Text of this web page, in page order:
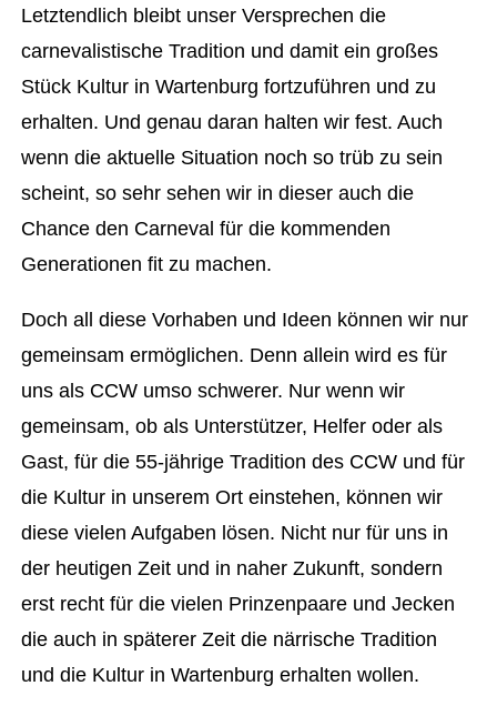
Letztendlich bleibt unser Versprechen die
carnevalistische Tradition und damit ein großes
Stück Kultur in Wartenburg fortzuführen und zu
erhalten. Und genau daran halten wir fest. Auch
wenn die aktuelle Situation noch so trüb zu sein
scheint, so sehr sehen wir in dieser auch die
Chance den Carneval für die kommenden
Generationen fit zu machen.
Doch all diese Vorhaben und Ideen können wir nur
gemeinsam ermöglichen. Denn allein wird es für
uns als CCW umso schwerer. Nur wenn wir
gemeinsam, ob als Unterstützer, Helfer oder als
Gast, für die 55-jährige Tradition des CCW und für
die Kultur in unserem Ort einstehen, können wir
diese vielen Aufgaben lösen. Nicht nur für uns in
der heutigen Zeit und in naher Zukunft, sondern
erst recht für die vielen Prinzenpaare und Jecken
die auch in späterer Zeit die närrische Tradition
und die Kultur in Wartenburg erhalten wollen.